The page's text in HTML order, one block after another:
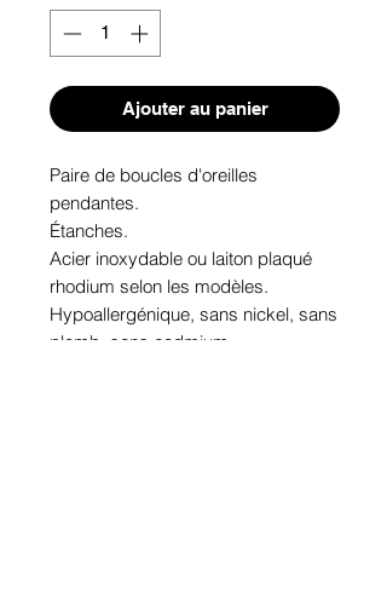
Ajouter au panier
Paire de boucles d'oreilles
pendantes.
Étanches.
Acier inoxydable ou laiton plaqué
rhodium selon les modèles.
Hypoallergénique, sans nickel, sans
plomb, sans cadmium.